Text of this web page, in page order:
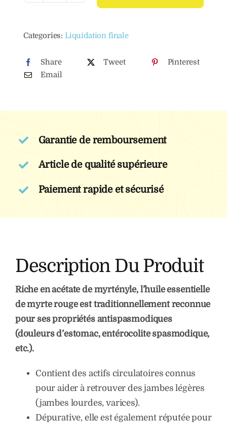
essentielle
myrte
Categories: Liquidation finale
Share Tweet
Pinterest
Email
Garantie de remboursement
Article de qualité supérieure
Paiement rapide et sécurisé
Description Du Produit
Riche en acétate de myrtényle, l’huile essentielle
de myrte rouge est traditionnellement reconnue
pour ses propriétés antispasmodiques
(douleurs d’estomac, entérocolite spasmodique,
etc.).
Contient des actifs circulatoires connus
pour aider à retrouver des jambes légères
(jambes lourdes, varices).
Dépurative, elle est également réputée pour